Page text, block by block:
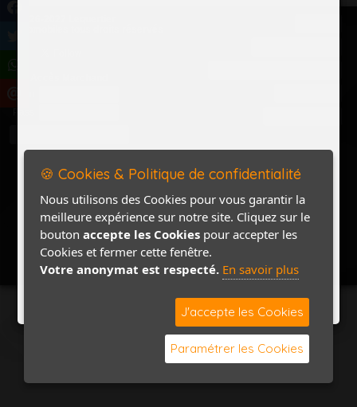
🍪 Cookies & Politique de confidentialité
Nous utilisons des Cookies pour vous garantir la
meilleure expérience sur notre site. Cliquez sur le
bouton accepte les Cookies pour accepter les
Cookies et fermer cette fenêtre.
Votre anonymat est respecté. En savoir plus
J'accepte les Cookies
Paramétrer les Cookies